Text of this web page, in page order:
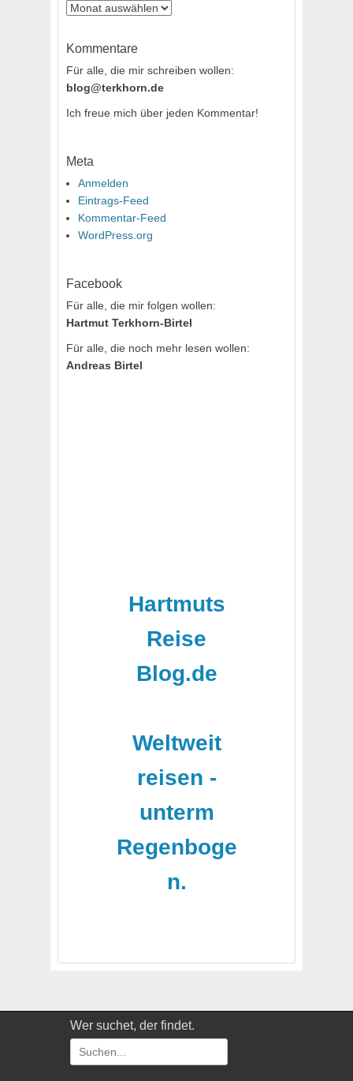
Archiv
Kommentare
Für alle, die mir schreiben wollen:
blog@terkhorn.de
Ich freue mich über jeden Kommentar!
Meta
Anmelden
Eintrags-Feed
Kommentar-Feed
WordPress.org
Facebook
Für alle, die mir folgen wollen:
Hartmut Terkhorn-Birtel
Für alle, die noch mehr lesen wollen:
Andreas Birtel
Hartmuts
Reise
Blog.de
Weltweit
reisen -
unterm
Regenboge
n.
Wer suchet, der findet.
Suchen
nach: